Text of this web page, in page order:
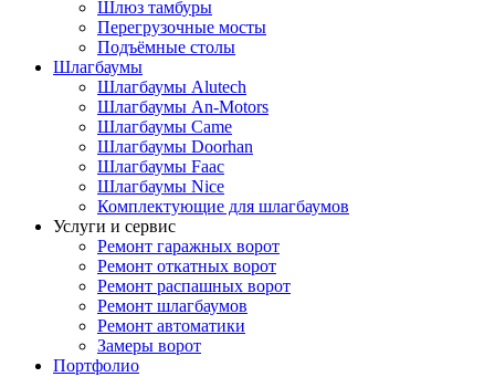
Шлюз тамбуры
Перегрузочные мосты
Подъёмные столы
Шлагбаумы
Шлагбаумы Alutech
Шлагбаумы An-Motors
Шлагбаумы Came
Шлагбаумы Doorhan
Шлагбаумы Faac
Шлагбаумы Nice
Комплектующие для шлагбаумов
Услуги и сервис
Ремонт гаражных ворот
Ремонт откатных ворот
Ремонт распашных ворот
Ремонт шлагбаумов
Ремонт автоматики
Замеры ворот
Портфолио